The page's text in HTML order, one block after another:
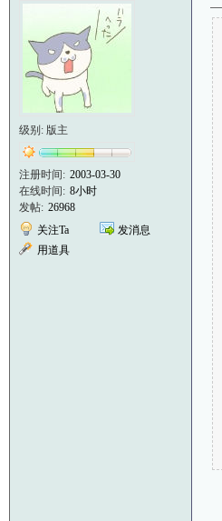
级别: 版主
注册时间: 2003-03-30
在线时间: 8小时
发帖: 26968
关注Ta
发消息
用道具